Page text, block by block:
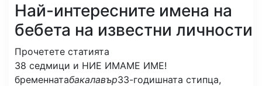
Най-интересните имена на
бебета на известни личности
Прочетете статията
38 седмици и НИЕ ИМАМЕ ИМЕ!
бременнатабакалавър33-годишната стипца,